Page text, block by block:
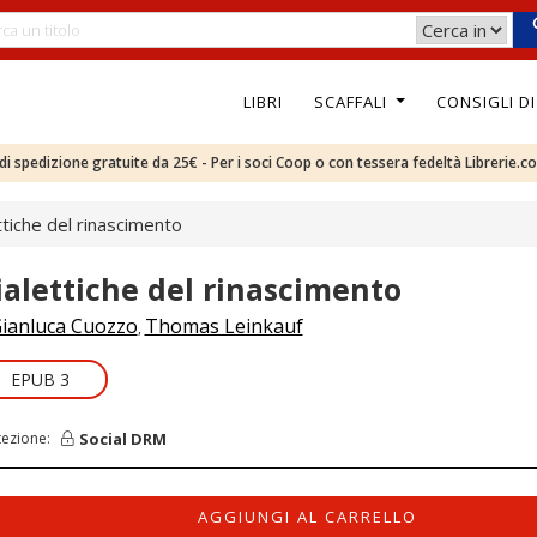
LIBRI SCAFFALI CONSIGLI
spedizione gratuite da 25€ - Per i soci Coop o con tessera fedeltà
del rinascimento
del rinascimento
Cuozzo, Thomas Leinkauf
EPUB 3
Social DRM
AGGIUNGI AL CARRELLO